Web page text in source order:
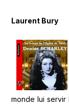
Laurent Bury
monde lui servir